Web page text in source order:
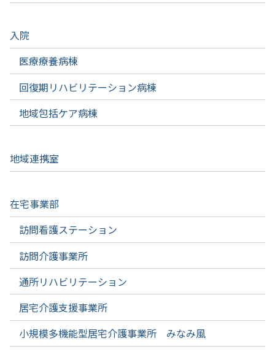
入院
医療療養病棟
回復期リハビリテーション病棟
地域包括ケア病棟
地域連携室
在宅事業部
訪問看護ステーション
訪問介護事業所
通所リハビリテーション
居宅介護支援事業所
小規模多機能型居宅介護事業所 みなみ風